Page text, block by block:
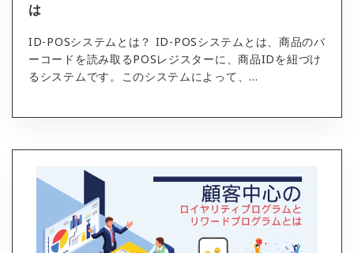
は
ID-POSシステムとは？ ID-POSシステムとは、商品のバ
ーコードを読み取るPOSレジスターに、商品IDを紐づけ
るシステムです。このシステムによって、...